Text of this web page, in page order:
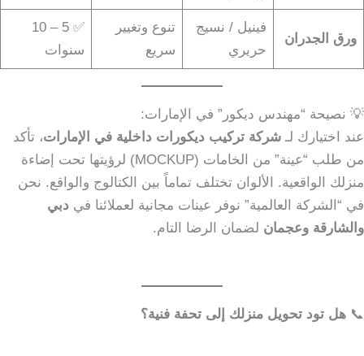
ورق الجدران
فينيل / نسيج
حريري
تنوع وتغيير
سريع
✅ 5 – 10
سنوات
💡 نصيحة “مهندس ديكور” في الإمارات:
عند اختيارك لـ شركة تركيب ديكورات داخلية في الإمارات، تأكد
من طلب “عينة” من الخامات (MOCKUP) لرؤيتها تحت إضاءة
منزلك الواقعية. الألوان تختلف تماماً بين الكتالوج والواقع. نحن
في “الشركة العالمية” نوفر عينات مجانية لعملائنا في دبي
والشارقة وعجمان لضمان الرضا التام.
📞 هل تود تحويل منزلك إلى تحفة فنية؟